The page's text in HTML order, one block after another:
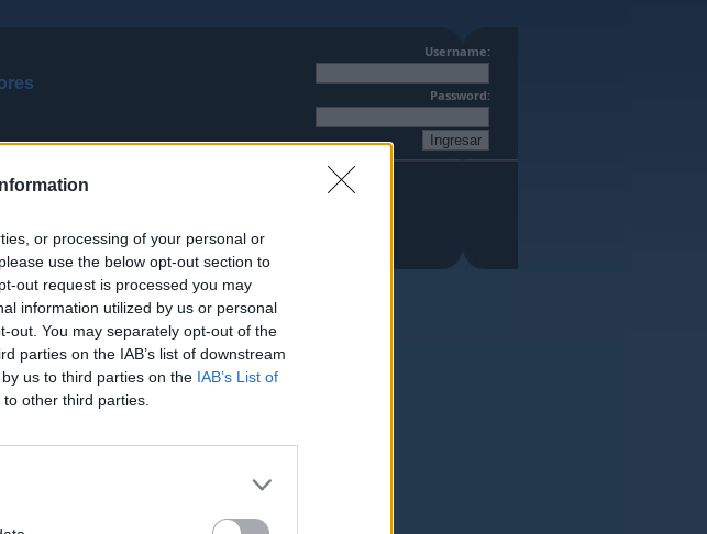
or processing of your personal or
use the below opt-out section to
out request is processed you may
information utilized by us or personal
out. You may separately opt-out of the
parties on the IAB’s list of downstream
us to third parties on the IAB’s List of
other third parties.
Username:
Password:
TODOS LOS FOROS
2026
MAESTROS25